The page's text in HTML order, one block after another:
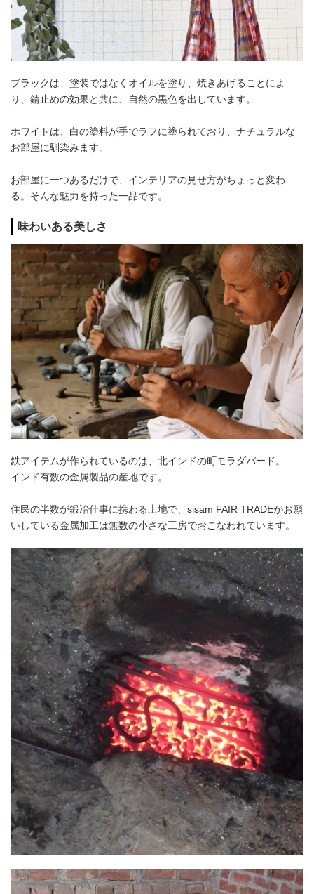
ブラックは、塗装ではなくオイルを塗り、焼きあげることによ
り、錆止めの効果と共に、自然の黒色を出しています。
ホワイトは、白の塗料が手でラフに塗られており、ナチュラルな
お部屋に馴染みます。
お部屋に一つあるだけで、インテリアの見せ方がちょっと変わ
る。そんな魅力を持った一品です。
味わいある美しさ
鉄アイテムが作られているのは、北インドの町モラダバード。
インド有数の金属製品の産地です。
住民の半数が鍛冶仕事に携わる土地で、sisam FAIR TRADEがお願
いしている金属加工は無数の小さな工房でおこなわれています。